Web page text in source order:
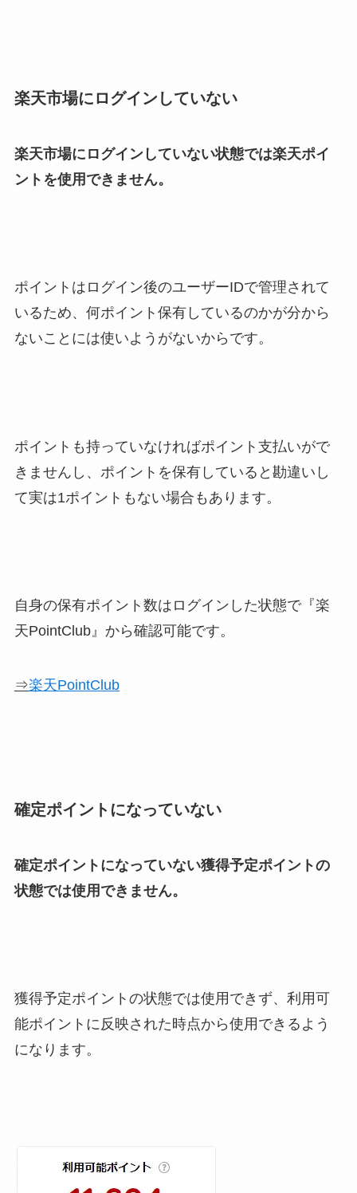
楽天市場にログインしていない
楽天市場にログインしていない状態では楽天ポイ
ントを使用できません。
ポイントはログイン後のユーザーIDで管理されて
いるため、何ポイント保有しているのかが分から
ないことには使いようがないからです。
ポイントも持っていなければポイント支払いがで
きませんし、ポイントを保有していると勘違いし
て実は1ポイントもない場合もあります。
自身の保有ポイント数はログインした状態で『楽
天PointClub』から確認可能です。
⇒楽天PointClub
確定ポイントになっていない
確定ポイントになっていない獲得予定ポイントの
状態では使用できません。
獲得予定ポイントの状態では使用できず、利用可
能ポイントに反映された時点から使用できるよう
になります。